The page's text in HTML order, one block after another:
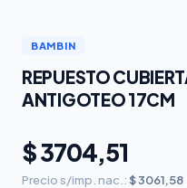
BAMBIN
REPUESTO
ANTIGOTEO 17CM
$ 3704,51
Precio s/imp. nac.: $ 3061,58